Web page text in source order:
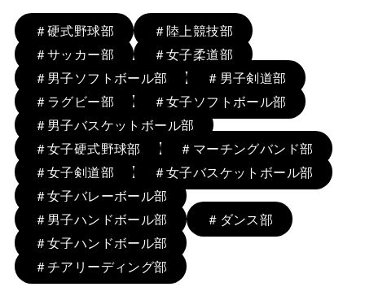
＃硬式野球部
＃陸上競技部
＃サッカー部
＃女子柔道部
＃男子ソフトボール部
＃男子剣道部
＃ラグビー部
＃女子ソフトボール部
＃男子バスケットボール部
＃女子硬式野球部
＃マーチングバンド部
＃女子剣道部
＃女子バスケットボール部
＃女子バレーボール部
＃男子ハンドボール部
＃ダンス部
＃女子ハンドボール部
＃チアリーディング部